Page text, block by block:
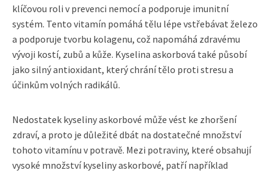
klíčovou roli v prevenci nemocí a podporuje imunitní
systém. Tento vitamín pomáhá tělu lépe vstřebávat železo
a podporuje tvorbu kolagenu, což napomáhá zdravému
vývoji kostí, zubů a kůže. Kyselina askorbová také působí
jako silný antioxidant, který chrání tělo proti stresu a
účinkům volných radikálů.
Nedostatek kyseliny askorbové může vést ke zhoršení
zdraví, a proto je důležité dbát na dostatečné množství
tohoto vitamínu v potravě. Mezi potraviny, které obsahují
vysoké množství kyseliny askorbové, patří například